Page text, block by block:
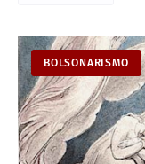
BOLSONARISMO